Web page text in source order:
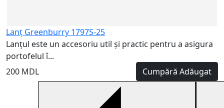
Lanț Greenburry 1797S-25
Lanțul este un accesoriu util și practic pentru a asigura
portofelul î...
200 MDL
Cumpără Adăugat